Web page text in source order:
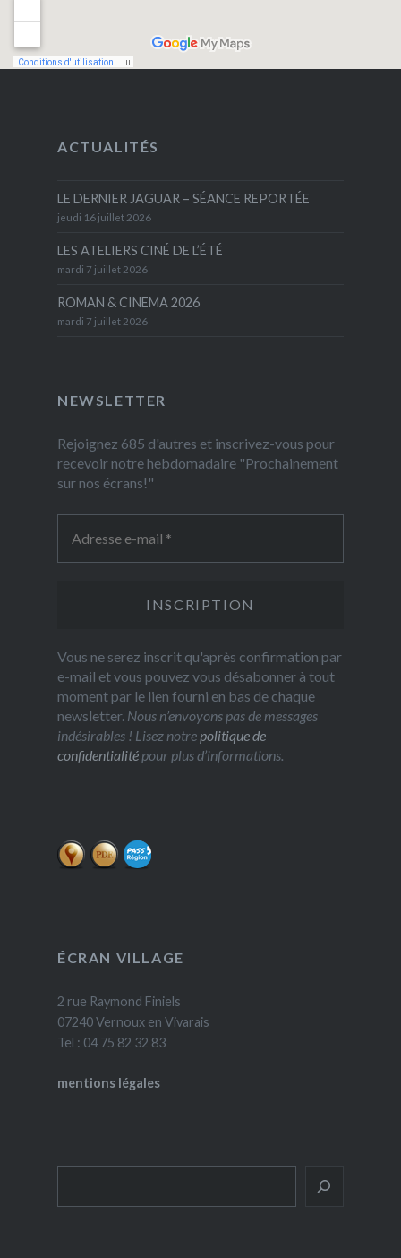
ACTUALITÉS
LE DERNIER JAGUAR – SÉANCE REPORTÉE
jeudi 16 juillet 2026
LES ATELIERS CINÉ DE L’ÉTÉ
mardi 7 juillet 2026
ROMAN & CINEMA 2026
mardi 7 juillet 2026
NEWSLETTER
Rejoignez 685 d'autres et inscrivez-vous pour
recevoir notre hebdomadaire "Prochainement
sur nos écrans!"
Vous ne serez inscrit qu'après confirmation par
e-mail et vous pouvez vous désabonner à tout
moment par le lien fourni en bas de chaque
newsletter. Nous n’envoyons pas de messages
indésirables ! Lisez notre politique de
confidentialitépour plus d’informations.
ÉCRAN VILLAGE
2 rue Raymond Finiels
07240 Vernoux en Vivarais
Tel : 04 75 82 32 83
mentions légales